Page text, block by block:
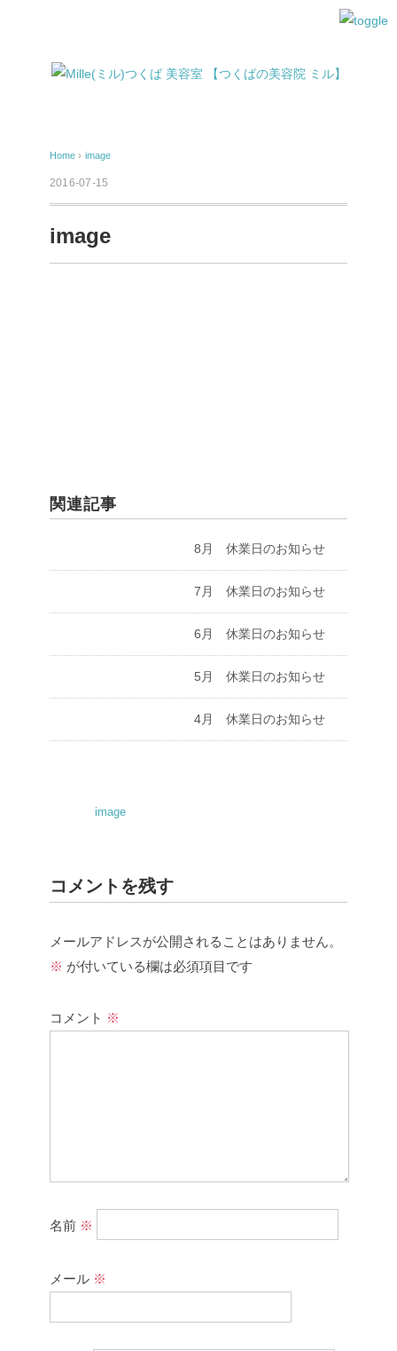
Home › image
2016-07-15
image
関連記事
8月 休業日のお知らせ
7月 休業日のお知らせ
6月 休業日のお知らせ
5月 休業日のお知らせ
4月 休業日のお知らせ
image
コメントを残す
メールアドレスが公開されることはありません。
※ が付いている欄は必須項目です
コメント ※
名前 ※
メール ※